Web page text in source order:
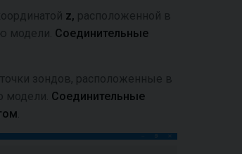
z, расположенной в
модели. Соединительные
зондов, расположенные в
модели. Соединительные